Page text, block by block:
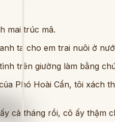
mai trúc mã.
ta cho em trai nuôi ở
trên giường làm bằng
Phó Hoài Cẩn, tôi xách
cả tháng rồi, cô ấy thậm